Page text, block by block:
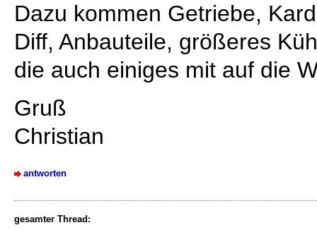
Dazu kommen Getriebe,
Diff, Anbauteile, größeres
die auch einiges mit auf die
Gruß
Christian
antworten
gesamter Thread: